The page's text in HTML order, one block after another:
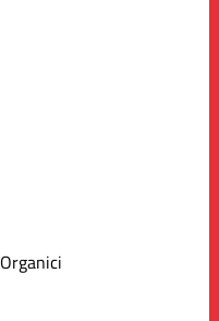
Organici